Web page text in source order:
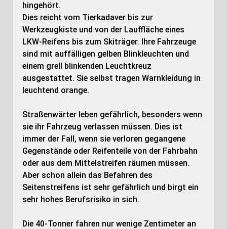
hingehört.
Dies reicht vom Tierkadaver bis zur
Werkzeugkiste und von der Lauffläche eines
LKW-Reifens bis zum Skiträger. Ihre Fahrzeuge
sind mit auffälligen gelben Blinkleuchten und
einem grell blinkenden Leuchtkreuz
ausgestattet. Sie selbst tragen Warnkleidung in
leuchtend orange.
Straßenwärter leben gefährlich, besonders wenn
sie ihr Fahrzeug verlassen müssen. Dies ist
immer der Fall, wenn sie verloren gegangene
Gegenstände oder Reifenteile von der Fahrbahn
oder aus dem Mittelstreifen räumen müssen.
Aber schon allein das Befahren des
Seitenstreifens ist sehr gefährlich und birgt ein
sehr hohes Berufsrisiko in sich.
Die 40-Tonner fahren nur wenige Zentimeter an